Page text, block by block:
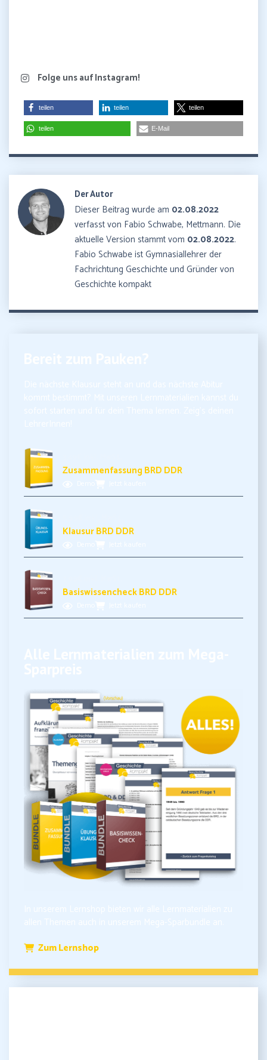
Folge uns auf Instagram!
teilen teilen teilen
teilen E-Mail
Der Autor
Dieser Beitrag wurde am 02.08.2022
verfasst von Fabio Schwabe, Mettmann. Die
aktuelle Version stammt vom 02.08.2022.
Fabio Schwabe ist Gymnasiallehrer der
Fachrichtung Geschichte und Gründer von
Geschichte kompakt
Zusammenfassung BRD DDR
Klausur BRD DDR
Basiswissencheck BRD DDR
Zum Lernshop